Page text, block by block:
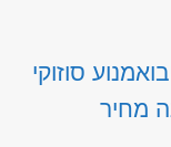
מנוע סוזוקי
מחיר